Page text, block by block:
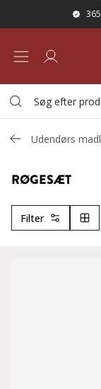
Udendørs
RØGESÆT
Filter